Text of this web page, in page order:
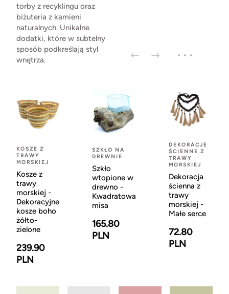
torby z recyklingu oraz
biżuteria z kamieni
naturalnych. Unikalne
dodatki, które w subtelny
sposób podkreślają styl
wnętrza.
KOSZE Z
TRAWY
MORSKIEJ
Kosze z
trawy
morskiej -
Dekoracyjne
kosze boho
żółto-
zielone
239.90
PLN
SZKŁO NA
DREWNIE
Szkło
wtopione w
drewno -
Kwadratowa
misa
165.80
PLN
DEKORACJE
ŚCIENNE Z
TRAWY
MORSKIEJ
Dekoracja
ścienna z
trawy
morskiej -
Małe serce
72.80
PLN